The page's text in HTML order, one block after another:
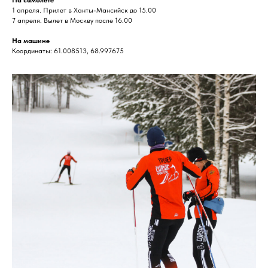
1 апреля. Прилет в Ханты-Мансийск до 15.00
7 апреля. Вылет в Москву после 16.00
На машине
Координаты: 61.008513, 68.997675